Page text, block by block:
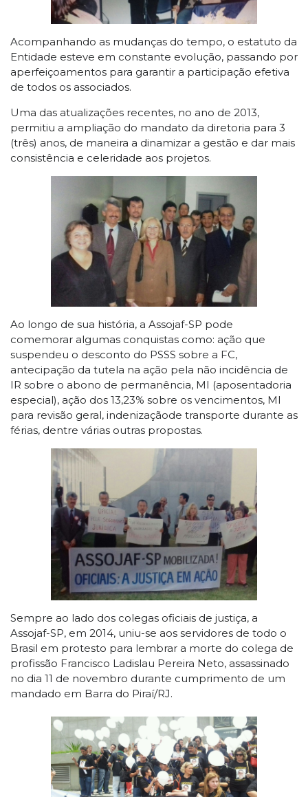
Acompanhando as mudanças do tempo, o estatuto da
Entidade esteve em constante evolução, passando por
aperfeiçoamentos para garantir a participação efetiva
de todos os associados.
Uma das atualizações recentes, no ano de 2013,
permitiu a ampliação do mandato da diretoria para 3
(três) anos, de maneira a dinamizar a gestão e dar mais
consistência e celeridade aos projetos.
Ao longo de sua história, a Assojaf-SP pode
comemorar algumas conquistas como: ação que
suspendeu o desconto do PSSS sobre a FC,
antecipação da tutela na ação pela não incidência de
IR sobre o abono de permanência, MI (aposentadoria
especial), ação dos 13,23% sobre os vencimentos, MI
para revisão geral, indenizaçãode transporte durante as
férias, dentre várias outras propostas.
Sempre ao lado dos colegas oficiais de justiça, a
Assojaf-SP, em 2014, uniu-se aos servidores de todo o
Brasil em protesto para lembrar a morte do colega de
profissão Francisco Ladislau Pereira Neto, assassinado
no dia 11 de novembro durante cumprimento de um
mandado em Barra do Piraí/RJ.